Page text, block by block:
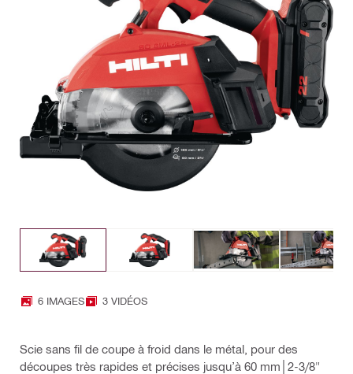
6 IMAGES 3 VIDÉOS
Scie sans fil de coupe à froid dans le métal, pour des
découpes très rapides et précises jusqu’à 60 mm│2-3/8"